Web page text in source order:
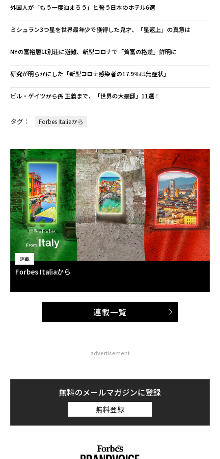
外国人が「もう一度泊まろう」と誓う日本のホテル6選
ミシュラン3つ星を世界最年少で獲得した鬼才、「星返上」の真意は
NYの富裕層は別荘に避難、新型コロナで「貧富の格差」鮮明に
研究が明らかにした「新型コロナ感染者の17.9％は無症状」
ビル・ゲイツから孫 正義まで、「世界の大豪邸」11選！
タグ： Forbes Italiaから
連載
Forbes Italiaから
連載一覧
advertisement
無料のメールマガジンに登録
無料登録